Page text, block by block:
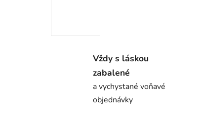
Vždy s láskou
zabalené
a vychystané voňavé
objednávky